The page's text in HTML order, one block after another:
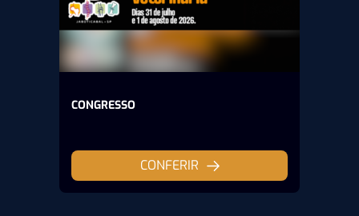
CONGRESSO
CONFERIR